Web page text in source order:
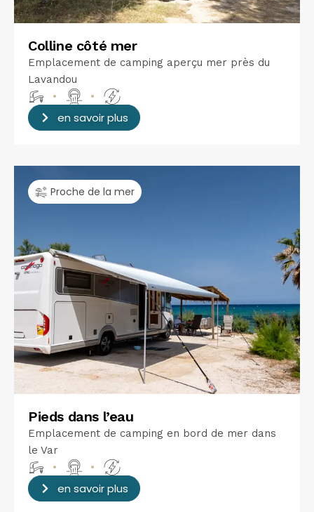
Colline côté mer
Emplacement de camping aperçu mer près du
Lavandou
•
•
en savoir plus
Proche de la mer
Pieds dans l’eau
Emplacement de camping en bord de mer dans
le Var
•
•
en savoir plus